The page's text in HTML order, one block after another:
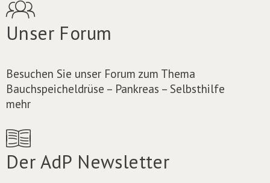
Unser Forum
Besuchen Sie unser Forum zum Thema
Bauchspeicheldrüse – Pankreas – Selbsthilfe
mehr
Der AdP Newsletter